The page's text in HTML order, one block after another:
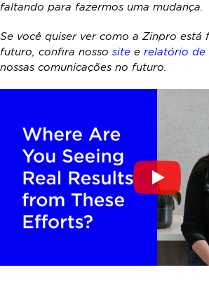
faltando para fazermos uma mudança.
Se você quiser ver como a Zinpro está
futuro, confira nosso site e relatório de
nossas comunicações no futuro.